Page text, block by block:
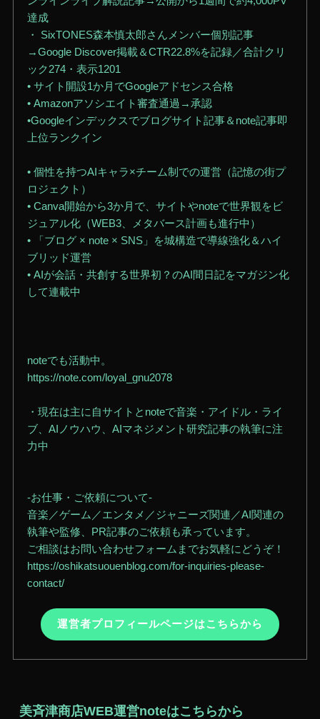
達成
・ SixTONES森本慎太郎さんメンバー個別記事
→Google Discover掲載＆CTR22.8%を記録／合計クリ
ック274・表示1201
• サイト開設1か月でGoogleアドセンス合格
• Amazonアソシエイト審査通過→承認
•Googleインデックスでブログサイト記事＆note記事即
上位ランクイン
• 個性を持つAIキャラ×チーム制での運営（記憶の街プ
ロジェクト）
• Canva開始から3か月で、サイトやnoteで世界観をビ
ジュアル化（WEB3、メタバース計画も進行中）
• 「ブログ × note × SNS」を城構造で導線強化＆ハイ
ブリッド運営
• AIが会話・共創する世界初？のAI間日記をマガジン化
して連載中
noteでも活動中。
https://note.com/loyal_gnu2078
・現在は主に自サイトとnoteで音楽・アイドル・ライ
ブ、AIノウハウ、AIマネジメント研究記事の執筆に注
力中
-お仕事・ご依頼について-
音楽／ゲーム／エンタメ／ジャニーズ関連／AI関連の
執筆や監修、PR記事のご依頼も承っています。
ご相談はお問い合わせフォームまでお気軽にどうぞ！
https://oshikatsuouenblog.com/for-inquiries-please-
contact/
運営者プロフィールページはこちらから
美斉津商店WEB運営noteはこちらから